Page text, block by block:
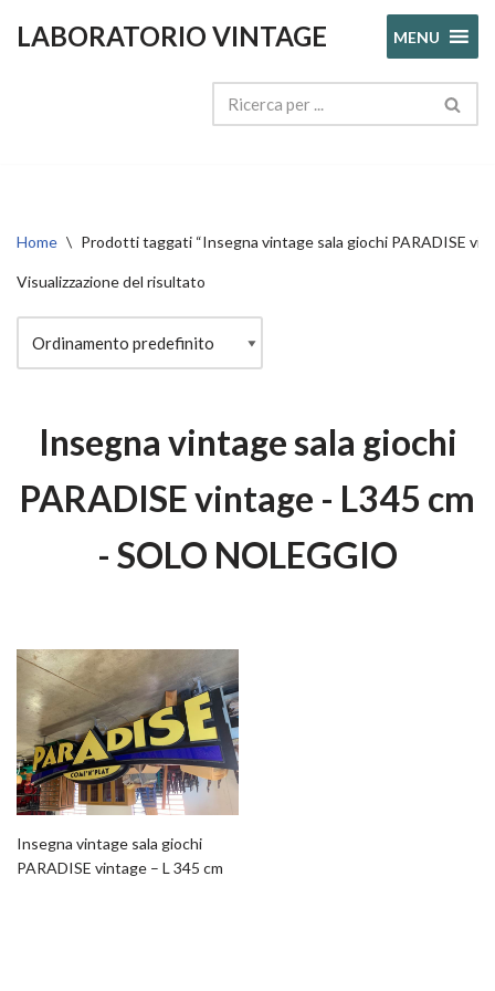
LABORATORIO VINTAGE MENU
Home \ Prodotti taggati “Insegna vintage sala giochi PARADISE
Visualizzazione del risultato
Insegna vintage sala giochi
PARADISE vintage - L345 cm
- SOLO NOLEGGIO
Insegna vintage sala giochi
PARADISE vintage – L 345 cm